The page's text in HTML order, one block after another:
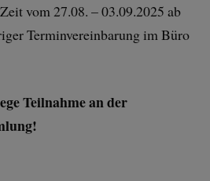
vom 27.08. – 03.09.2025 ab
Terminvereinbarung im Büro
Teilnahme an der